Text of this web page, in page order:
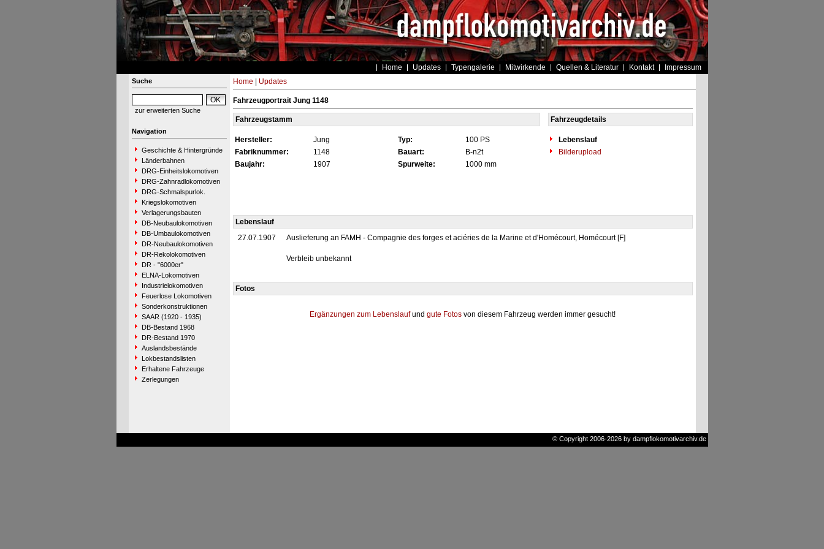
Home Updates Typengalerie Mitwirkende Quellen & Literatur Kontakt Impressum
Suche
zur erweiterten Suche
Navigation
Geschichte & Hintergründe
Länderbahnen
DRG-Einheitslokomotiven
DRG-Zahnradlokomotiven
DRG-Schmalspurlok.
Kriegslokomotiven
Verlagerungsbauten
DB-Neubaulokomotiven
DB-Umbaulokomotiven
DR-Neubaulokomotiven
DR-Rekolokomotiven
DR - "6000er"
ELNA-Lokomotiven
Industrielokomotiven
Feuerlose Lokomotiven
Sonderkonstruktionen
SAAR (1920 - 1935)
DB-Bestand 1968
DR-Bestand 1970
Auslandsbestände
Lokbestandslisten
Erhaltene Fahrzeuge
Zerlegungen
Home Updates
Fahrzeugportrait Jung 1148
Fahrzeugstamm Fahrzeugdetails
Hersteller: Jung Typ: 100 PS
Lebenslauf
Fabriknummer:
1148 Bauart: B-n2t
Bilderupload
Baujahr:
1907 Spurweite: 1000 mm
Lebenslauf
27.07.1907
Auslieferung an FAMH - Compagnie des forges et aciéries de la Marine et d'Homécourt, Homécourt [F]
Verbleib unbekannt
Fotos
Ergänzungen zum Lebenslaufund gute Fotos von diesem Fahrzeug werden immer gesucht!
© Copyright 2006-2026 by dampflokomotivarchiv.de